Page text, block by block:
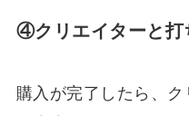
④クリエイターと打
購入が完了したら、